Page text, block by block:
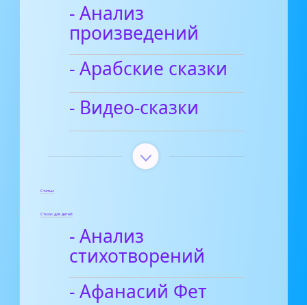
- Анализ
произведений
- Арабские сказки
- Видео-сказки
Статьи
Стихи для детей
- Анализ
стихотворений
- Афанасий Фет